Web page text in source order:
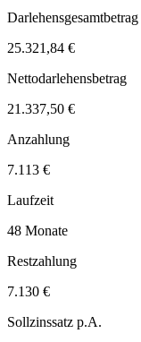
Darlehensgesamtbetrag
25.321,84 €
Nettodarlehensbetrag
21.337,50 €
Anzahlung
7.113 €
Laufzeit
48 Monate
Restzahlung
7.130 €
Sollzinssatz p.A.